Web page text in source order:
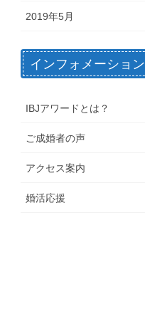
2019年5月
インフォメーション
IBJアワードとは？
ご成婚者の声
アクセス案内
婚活応援